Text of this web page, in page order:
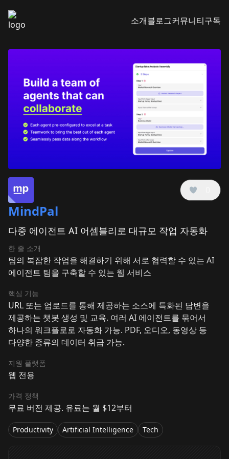
소개블로그커뮤니티구독
MindPal
다중 에이전트 AI 어셈블리로 대규모 작업 자동화
한 줄 소개
팀의 복잡한 작업을 해결하기 위해 서로 협력할 수 있는 AI
에이전트 팀을 구축할 수 있는 웹 서비스
핵심 기능
URL 또는 업로드를 통해 제공하는 소스에 특화된 답변을
제공하는 챗봇 생성 및 교육. 여러 AI 에이전트를 묶어서
하나의 워크플로로 자동화 가능. PDF, 오디오, 동영상 등
다양한 종류의 데이터 취급 가능.
지원 플랫폼
웹 전용
가격 정책
무료 버전 제공. 유료는 월 $12부터
Productivity Artificial Intelligence Tech